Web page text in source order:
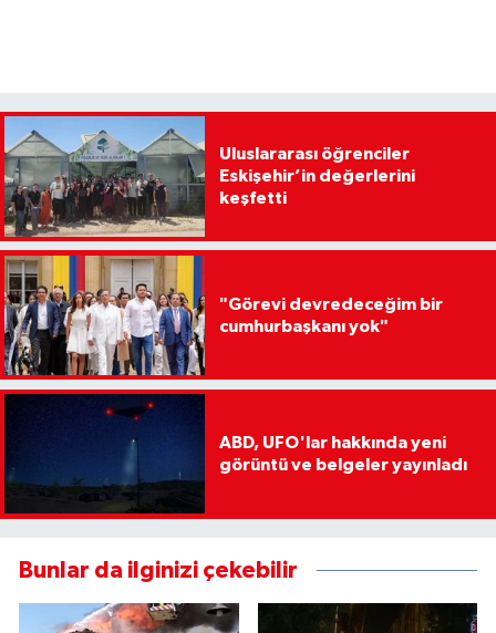
Uluslararası öğrenciler
Eskişehir’in değerlerini
keşfetti
"Görevi devredeceğim bir
cumhurbaşkanı yok"
ABD, UFO'lar hakkında yeni
görüntü ve belgeler yayınladı
Bunlar da ilginizi çekebilir